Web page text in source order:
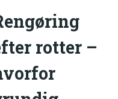
rotter –